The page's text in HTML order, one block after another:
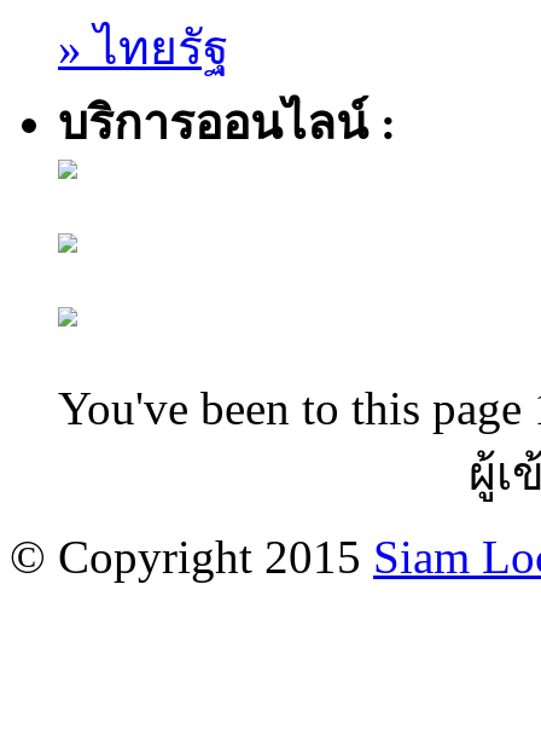
» ไทยรัฐ
บริการออนไลน์ :
You've been to this page
ผู้เ
© Copyright 2015 Siam